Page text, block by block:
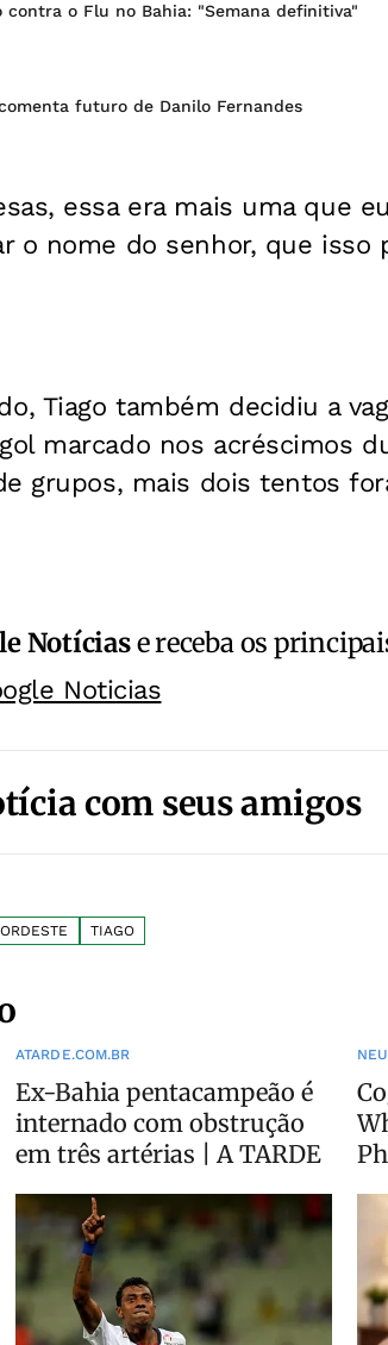
o Flu no Bahia: "Semana definitiva"
futuro de Danilo Fernandes
essa era mais uma que
o nome do senhor, que isso
Tiago também decidiu a
marcado nos acréscimos
grupos, mais dois tentos
Notíciase receba os
Noticias
com seus amigos
TIAGO